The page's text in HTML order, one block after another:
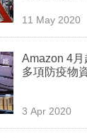
案
11 May 2020
Amazon 4
多項防疫物
3 Apr 2020